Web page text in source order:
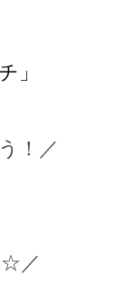
」
！／
☆／